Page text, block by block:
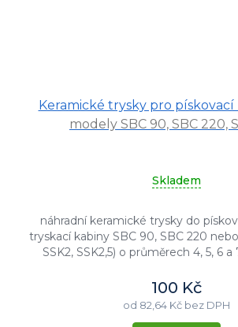
Keramické trysky pro pískovací
modely SBC 90, SBC 220,
Skladem
náhradní keramické trysky do
tryskací kabiny SBC 90, SBC 220 nebo
SSK2, SSK2,5) o průměrech 4, 5, 6
100 Kč
od 82,64 Kč bez DPH